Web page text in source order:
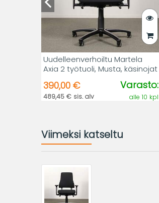
Uudelleenverhoiltu Martela
Axia 2 työtuoli, Musta, käsinojat
390,00 €
489,45 € sis. alv
Varasto:
alle 10 kpl
Viimeksi katseltu